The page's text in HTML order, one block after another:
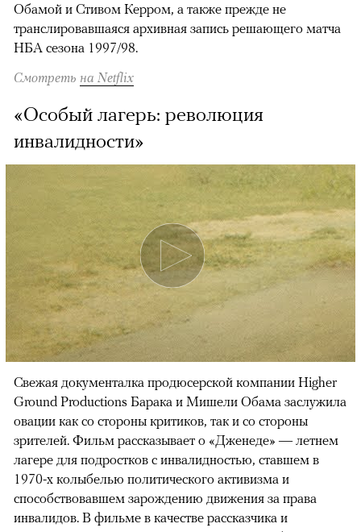
Обамой и Стивом Керром, а также прежде не
транслировавшаяся архивная запись решающего матча
НБА сезона 1997/98.
Смотреть на Netflix
«Особый лагерь: революция
инвалидности»
Cвежая документалка продюсерской компании Higher
Ground Productions Барака и Мишели Обама заслужила
овации как со стороны критиков, так и со стороны
зрителей. Фильм рассказывает о «Дженеде» — летнем
лагере для подростков с инвалидностью, ставшем в
1970-х колыбелью политического активизма и
способствовавшем зарождению движения за права
инвалидов. В фильме в качестве рассказчика и